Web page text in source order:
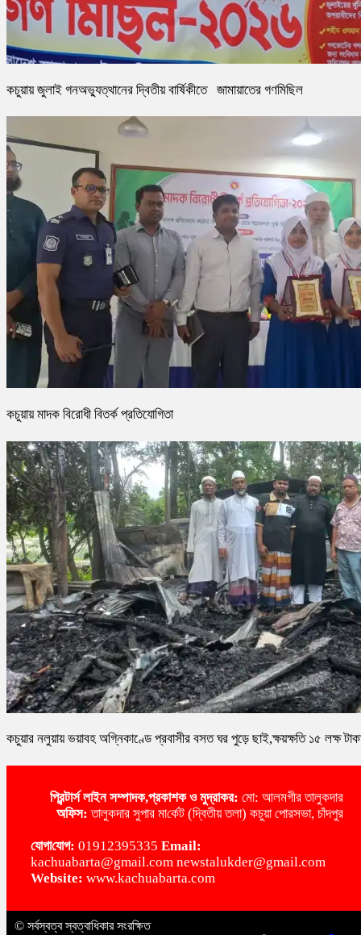
কচুয়ায় জুলাই গনঅভ্যুত্থানের দ্বিতীয় বার্ষিকীতে জামায়াতের গণমিছিল
কচুয়ায় মাদক বিরোধী বিতর্ক প্রতিযোগিতা
কচুয়ার নলুয়ায় ভয়াবহ অগ্নিকাণ্ডে প্রবাসীর বসত ঘর পুড়ে ছাই,ক্ষয়ক্ষতি ১৫ লক্ষ
প্রিন্টার্স লাইন সম্পাদক,প্রকাশক ও মুদ্রাকর: মো: আলমগীর তালুকদার
অ‌ফিস:তালুকদার সুপার মা‌র্কেট (দ্বিতীয় তলা) কচুয়া পোরসভা, চাঁদপুর
‌যোগা‌যোগ: 01912395335 Email:
kachuabarta@gmail.com newstalukder@gmail.com
Website: www.kachuabarta.com
© সর্বস্বত্ব স্বত্বাধিকার সংরক্ষিত